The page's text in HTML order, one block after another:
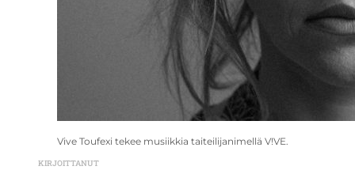
Vive Toufexi tekee musiikkia taiteilijanimellä V!VE.
KIRJOITTANUT